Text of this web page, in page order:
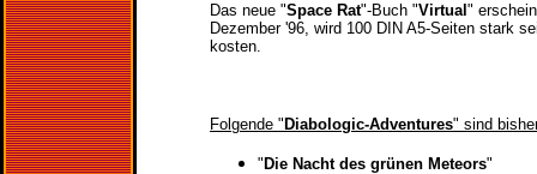
Das neue "Space Rat"-Buch "Virtual "
Dezember '96, wird 100 DIN A5-Seiten stark
kosten.
Folgende " Diabologic-Adventures" sind
" Die Nacht des grünen Meteors"